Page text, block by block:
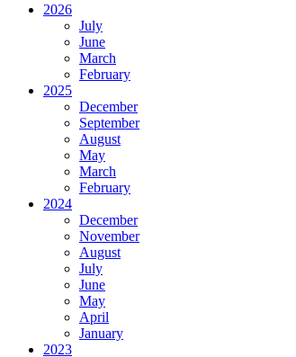
2026
July
June
March
February
2025
December
September
August
May
March
February
2024
December
November
August
July
June
May
April
January
2023